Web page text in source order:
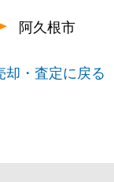
阿久根市
却・査定に戻る